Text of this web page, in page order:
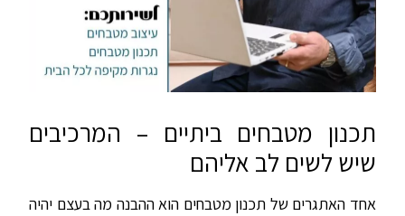
תכנון מטבחים ביתיים – המרכיבים
שיש לשים לב אליהם
אחד האתגרים של תכנון מטבחים הוא ההבנה מה בעצם יהיה